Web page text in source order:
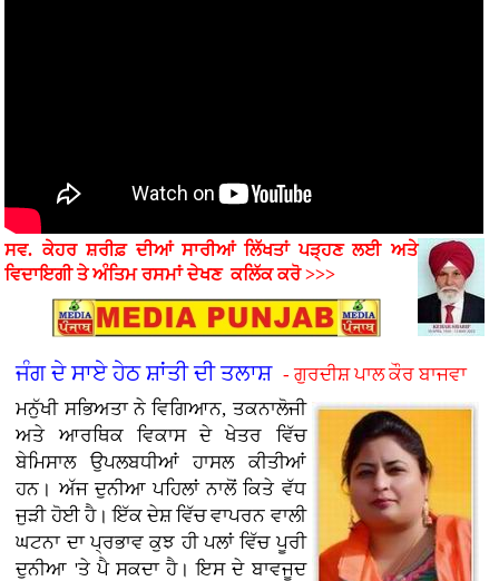
ਸਵ. ਕੇਹਰ ਸ਼ਰੀਫ਼ ਦੀਆਂ ਸਾਰੀਆਂ ਲਿੱਖਤਾਂ ਪੜ੍ਹਣ ਲਈ ਅਤੇ
ਵਿਦਾਇਗੀ ਤੇ ਅੰਤਿਮ ਰਸਮਾਂਦੇਖਣ ਕਲਿੱਕ ਕਰੋ >>>
ਜੰਗ ਦੇ ਸਾਏ ਹੇਠ ਸ਼ਾਂਤੀ ਦੀ ਤਲਾਸ਼- ਗੁਰਦੀਸ਼ ਪਾਲ ਕੌਰ ਬਾਜਵਾ
ਮਨੁੱਖੀ ਸਭਿਅਤਾ ਨੇ ਵਿਗਿਆਨ, ਤਕਨਾਲੋਜੀ
ਅਤੇ ਆਰਥਿਕ ਵਿਕਾਸ ਦੇ ਖੇਤਰ ਵਿੱਚ
ਬੇਮਿਸਾਲ ਉਪਲਬਧੀਆਂ ਹਾਸਲ ਕੀਤੀਆਂ
ਹਨ। ਅੱਜ ਦੁਨੀਆ ਪਹਿਲਾਂ ਨਾਲੋਂ ਕਿਤੇ ਵੱਧ
ਜੁੜੀ ਹੋਈ ਹੈ। ਇੱਕ ਦੇਸ਼ ਵਿੱਚ ਵਾਪਰਨ ਵਾਲੀ
ਘਟਨਾ ਦਾ ਪ੍ਰਭਾਵ ਕੁਝ ਹੀ ਪਲਾਂ ਵਿੱਚ ਪੂਰੀ
ਦੁਨੀਆ 'ਤੇ ਪੈ ਸਕਦਾ ਹੈ। ਇਸ ਦੇ ਬਾਵਜੂਦ